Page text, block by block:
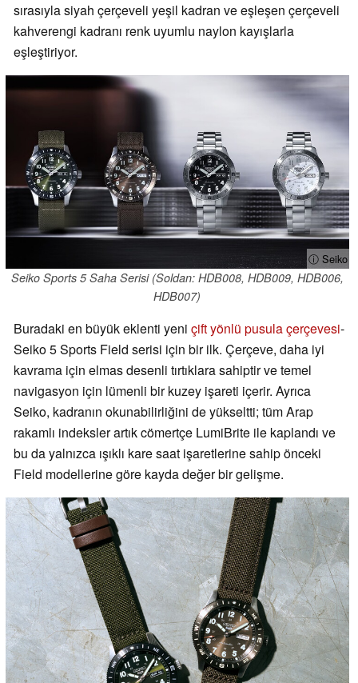
sırasıyla siyah çerçeveli yeşil kadran ve eşleşen çerçeveli
kahverengi kadranı renk uyumlu naylon kayışlarla
eşleştiriyor.
ⓘ Seiko
Seiko Sports 5 Saha Serisi (Soldan: HDB008, HDB009, HDB006,
HDB007)
Buradaki en büyük eklenti yeni çift yönlü pusula çerçevesi-
Seiko 5 Sports Field serisi için bir ilk. Çerçeve, daha iyi
kavrama için elmas desenli tırtıklara sahiptir ve temel
navigasyon için lümenli bir kuzey işareti içerir. Ayrıca
Seiko, kadranın okunabilirliğini de yükseltti; tüm Arap
rakamlı indeksler artık cömertçe LumiBrite ile kaplandı ve
bu da yalnızca ışıklı kare saat işaretlerine sahip önceki
Field modellerine göre kayda değer bir gelişme.